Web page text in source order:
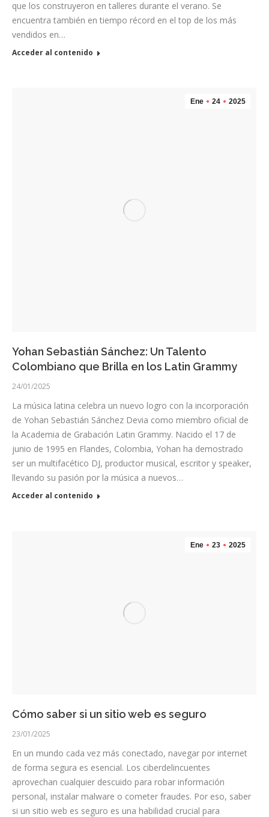
que los construyeron en talleres durante el verano. Se
encuentra también en tiempo récord en el top de los más
vendidos en…
Acceder al contenido
Ene 24 2025
Yohan Sebastián Sánchez: Un Talento
Colombiano que Brilla en los Latin Grammy
24/01/2025
La música latina celebra un nuevo logro con la incorporación
de Yohan Sebastián Sánchez Devia como miembro oficial de
la Academia de Grabación Latin Grammy. Nacido el 17 de
junio de 1995 en Flandes, Colombia, Yohan ha demostrado
ser un multifacético DJ, productor musical, escritor y speaker,
llevando su pasión por la música a nuevos…
Acceder al contenido
Ene 23 2025
Cómo saber si un sitio web es seguro
23/01/2025
En un mundo cada vez más conectado, navegar por internet
de forma segura es esencial. Los ciberdelincuentes
aprovechan cualquier descuido para robar información
personal, instalar malware o cometer fraudes. Por eso, saber
si un sitio web es seguro es una habilidad crucial para